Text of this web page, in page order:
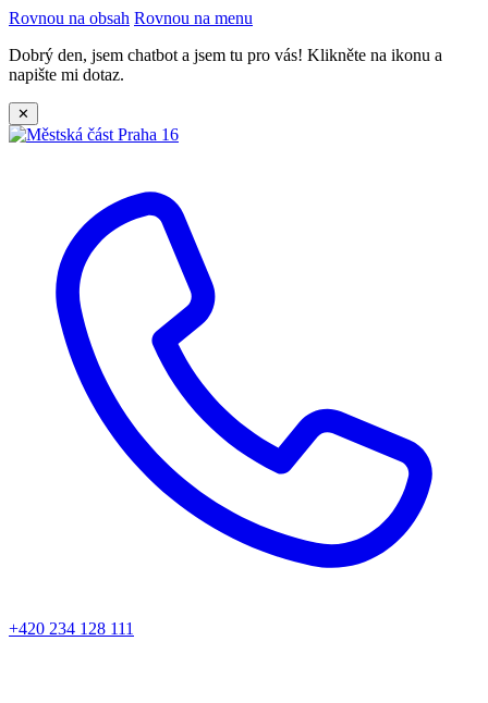
Rovnou na obsah Rovnou na menu
Dobrý den, jsem chatbot a jsem tu pro vás! Klikněte na ikonu a
napište mi dotaz.
✕
+420 234 128 111